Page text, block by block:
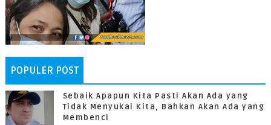
POPULER POST
Sebaik Apapun Kita Pasti Akan Ada yang
Tidak Menyukai Kita, Bahkan Akan Ada yang
Membenci